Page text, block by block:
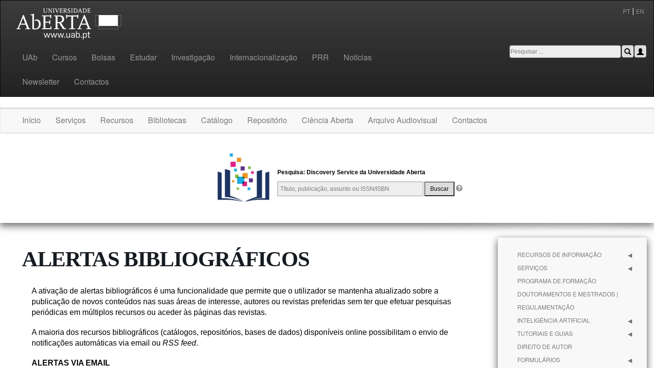
PT| EN
UAb Cursos Bolsas Estudar Investigação Internacionalização PRR Notícias
Newsletter Contactos
Início Serviços Recursos Bibliotecas Catálogo Repositório Ciência Aberta Arquivo Audiovisual Contactos
Pesquisa: Discovery Service da Universidade Aberta
Buscar
RECURSOS DE INFORMAÇÃO
SERVIÇOS
PROGRAMA DE FORMAÇÃO
DOUTORAMENTOS E MESTRADOS |
REGULAMENTAÇÃO
INTELIGÊNCIA ARTIFICIAL
TUTORIAIS E GUIAS
DIREITO DE AUTOR
FORMULÁRIOS
ALERTAS BIBLIOGRÁFICOS
A ativação de alertas bibliográficos é uma funcionalidade que permite que o utilizador se mantenha atualizado sobre a
publicação de novos conteúdos nas suas áreas de interesse, autores ou revistas preferidas sem ter que efetuar pesquisas
periódicas em múltiplos recursos ou aceder às páginas das revistas.
A maioria dos recursos bibliográficos (catálogos, repositórios, bases de dados) disponíveis online possibilitam o envio de
notificações automáticas via email ou RSS feed.
ALERTAS VIA EMAIL